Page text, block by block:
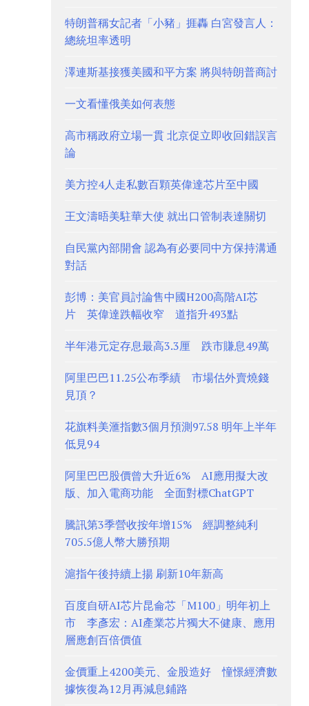
特朗普稱女記者「小豬」捱轟 白宮發言人：
總統坦率透明
澤連斯基接獲美國和平方案 將與特朗普商討
一文看懂俄美如何表態
高市稱政府立場一貫 北京促立即收回錯誤言
論
美方控4人走私數百顆英偉達芯片至中國
王文濤晤美駐華大使 就出口管制表達關切
自民黨內部開會 認為有必要同中方保持溝通
對話
彭博：美官員討論售中國H200高階AI芯
片 英偉達跌幅收窄 道指升493點
半年港元定存息最高3.3厘 跌市賺息49萬
阿里巴巴11.25公布季績 市場估外賣燒錢
見頂？
花旗料美滙指數3個月預測97.58 明年上半年
低見94
阿里巴巴股價曾大升近6% AI應用擬大改
版、加入電商功能 全面對標ChatGPT
騰訊第3季營收按年增15% 經調整純利
705.5億人幣大勝預期
滬指午後持續上揚 刷新10年新高
百度自研AI芯片昆侖芯「M100」明年初上
市 李彥宏：AI產業芯片獨大不健康、應用
層應創百倍價值
金價重上4200美元、金股造好 憧憬經濟數
據恢復為12月再減息鋪路